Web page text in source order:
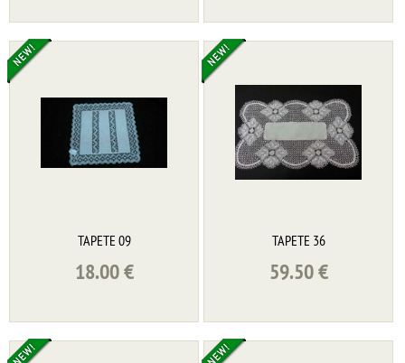
TAPETE 09
18.00€
TAPETE 36
59.50€